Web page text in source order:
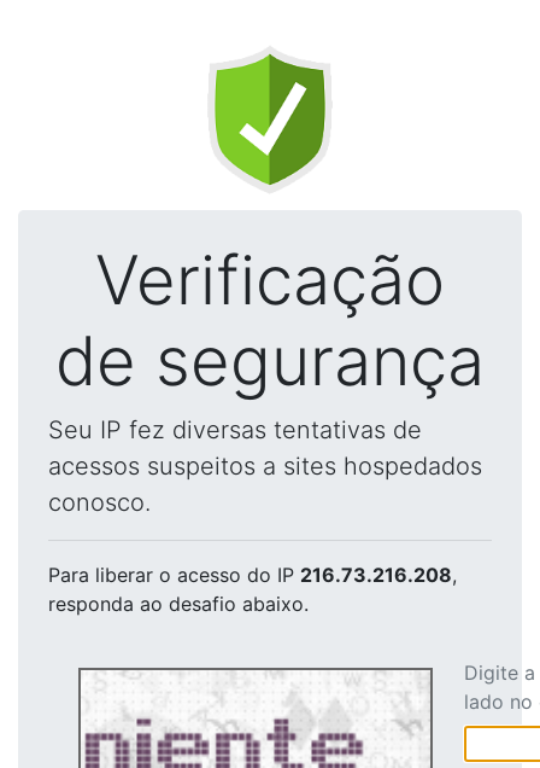
Verificação
de segurança
Seu IP fez diversas tentativas de
acessos suspeitos a sites hospedados
conosco.
Para liberar o acesso do IP 216.73.216.208,
responda ao desafio abaixo.
Digite
lado no